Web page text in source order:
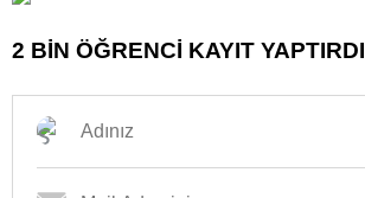
2 BİN ÖĞRENCİ KAYIT YAPTIRDI